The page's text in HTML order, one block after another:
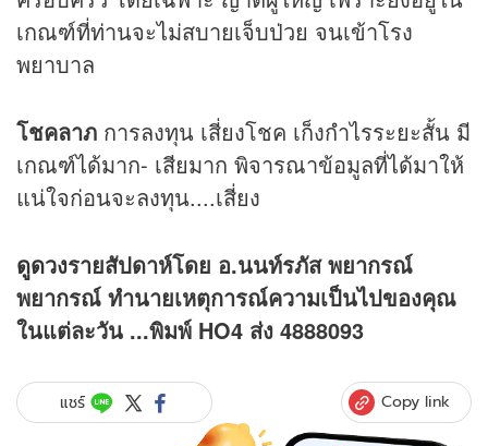
เกณฑ์ที่ท่านจะไม่สบายเจ็บป่วย จนเข้าโรง
พยาบาล
โชคลาภ การลงทุน เสี่ยงโชค เก็งกำไรระยะสั้น มี
เกณฑ์ได้มาก- เสียมาก พิจารณาข้อมูลที่ได้มาให้
แน่ใจก่อนจะลงทุน....เสี่ยง
ดูดวงรายสัปดาห์โดย อ.นนท์รภัส พยากรณ์
พยากรณ์ ทำนายเหตุการณ์ความเป็นไปของคุณ
ในแต่ละวัน ...พิมพ์ HO4 ส่ง 4888093
แชร์ Copy link